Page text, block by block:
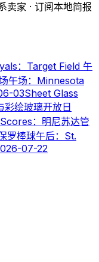
卖家 · 订阅本地简报
：Target Field 午
午场：Minnesota
03Sheet Glass
绘玻璃开放日
：明尼苏达管
罗棒球午后：St.
07-22